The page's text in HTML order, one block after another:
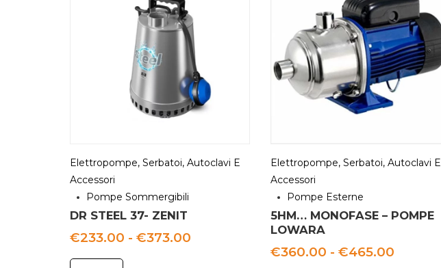
Elettropompe, Serbatoi, Autoclavi E
Accessori
Pompe Sommergibili
DR STEEL 37- ZENIT
€233.00 - €373.00
Elettropompe, Serbatoi, Autoclavi E
Accessori
Pompe Esterne
5HM… MONOFASE – POMPE
LOWARA
€360.00 - €465.00Fascia